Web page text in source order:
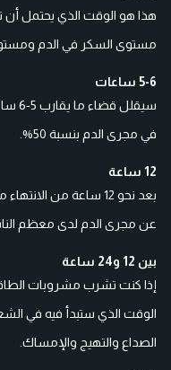
هذا هو الوقت الذي يحتمل أن
مستوى السكر في الدم
5-6 ساعات
في مجرى الدم بنسبة 50%.
12 ساعة
بعد نحو 12 ساعة من
عن مجرى الدم لدى معظم
بين 12 و24 ساعة
الوقت الذي ستبدأ فيه في
الصداع والتهيج والإمساك.